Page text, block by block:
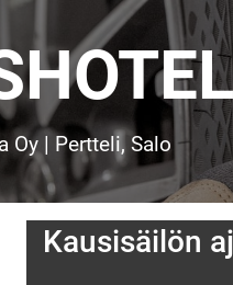
Oy | Pertteli, Salo
Kausisäilön